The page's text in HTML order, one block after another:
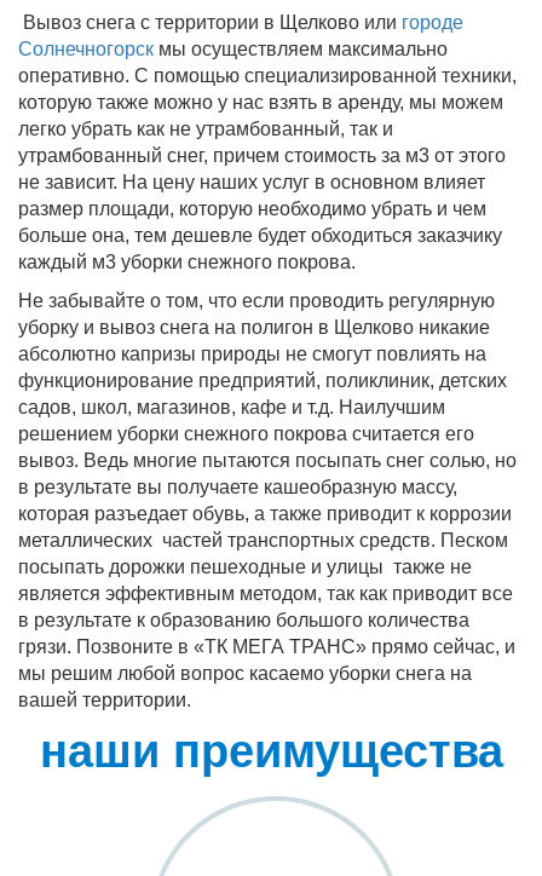
Вывоз снега с территории в Щелково или городе
Солнечногорск мы осуществляем максимально
оперативно. С помощью специализированной техники,
которую также можно у нас взять в аренду, мы можем
легко убрать как не утрамбованный, так и
утрамбованный снег, причем стоимость за м3 от этого
не зависит. На цену наших услуг в основном влияет
размер площади, которую необходимо убрать и чем
больше она, тем дешевле будет обходиться заказчику
каждый м3 уборки снежного покрова.
Не забывайте о том, что если проводить регулярную
уборку и вывоз снега на полигон в Щелково никакие
абсолютно капризы природы не смогут повлиять на
функционирование предприятий, поликлиник, детских
садов, школ, магазинов, кафе и т.д. Наилучшим
решением уборки снежного покрова считается его
вывоз. Ведь многие пытаются посыпать снег солью, но
в результате вы получаете кашеобразную массу,
которая разъедает обувь, а также приводит к коррозии
металлических частей транспортных средств. Песком
посыпать дорожки пешеходные и улицы также не
является эффективным методом, так как приводит все
в результате к образованию большого количества
грязи. Позвоните в «ТК МЕГА ТРАНС» прямо сейчас, и
мы решим любой вопрос касаемо уборки снега на
вашей территории.
наши преимущества